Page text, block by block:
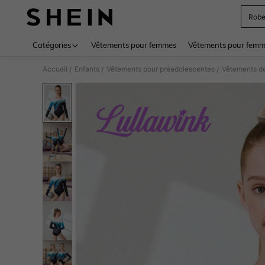
Robe
Catégories Vêtements pour femmes Vêtements pour
Accueil / Enfants / Vêtements pour préadolescentes / Vêtements